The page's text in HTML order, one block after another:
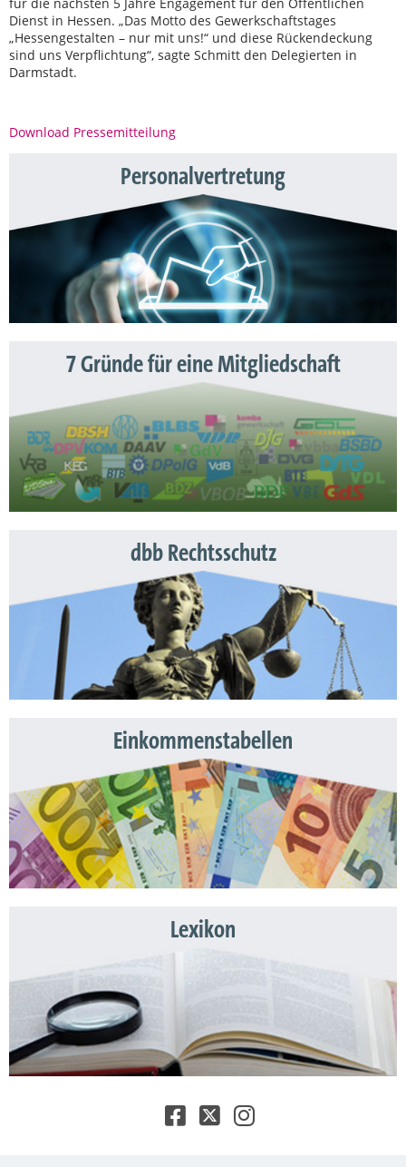
Dienst in Hessen. „Das Motto des Gewerkschaftstages
„Hessengestalten – nur mit uns!“ und diese Rückendeckung
sind uns Verpflichtung“, sagte Schmitt den Delegierten in
Darmstadt.
Download Pressemitteilung
Personalvertretung
7 Gründe für eine Mitgliedschaft
dbb Rechtsschutz
Einkommenstabellen
Lexikon